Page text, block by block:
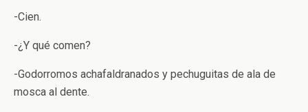
-Cien.
-¿Y qué comen?
-Godorromos achafaldranados y pechuguitas de ala de
mosca al dente.